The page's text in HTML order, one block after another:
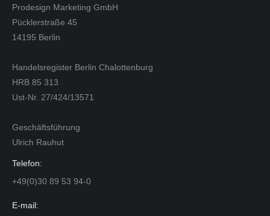
Prodesign Marketing GmbH
Pücklerstraße 45
14195 Berlin
Handelsregister Berlin Chalottenburg
HRB 85 313
Ust-Nr. 27/424/13571
Geschäftsführung
Ulrich Rauhut
Telefon:
+49(0)30 89 53 94-0
E-mail: